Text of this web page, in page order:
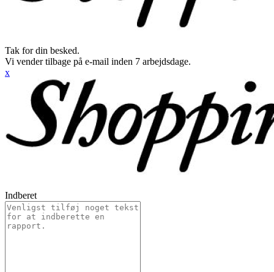
Tak for din besked.
Vi vender tilbage på e-mail inden 7 arbejdsdage.
x
Indberet